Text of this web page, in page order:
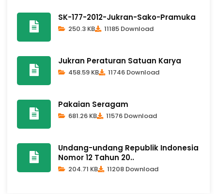
SK-177-2012-Jukran-Sako-Pramuka
250.3 KB 11185 Download
Jukran Peraturan Satuan Karya
458.59 KB 11746 Download
Pakaian Seragam
681.26 KB 11576 Download
Undang-undang Republik Indonesia
Nomor 12 Tahun 20..
204.71 KB 11208 Download